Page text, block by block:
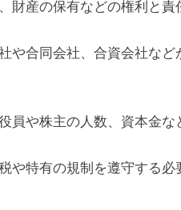
財産の保有などの権利と責
や合同会社、合資会社な
員や株主の人数、資本金な
や特有の規制を遵守する